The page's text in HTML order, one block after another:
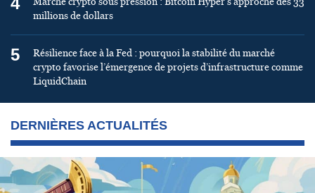
millions de dollars
5
Résilience face à la Fed : pourquoi la stabilité du marché
crypto favorise l’émergence de projets d’infrastructure comme
LiquidChain
DERNIÈRES ACTUALITÉS